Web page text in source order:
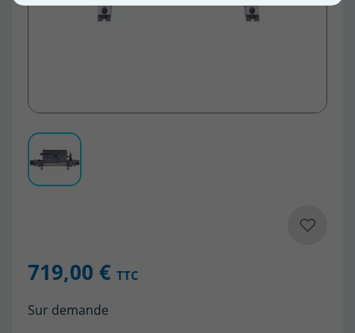
719,00 € TTC
Sur demande